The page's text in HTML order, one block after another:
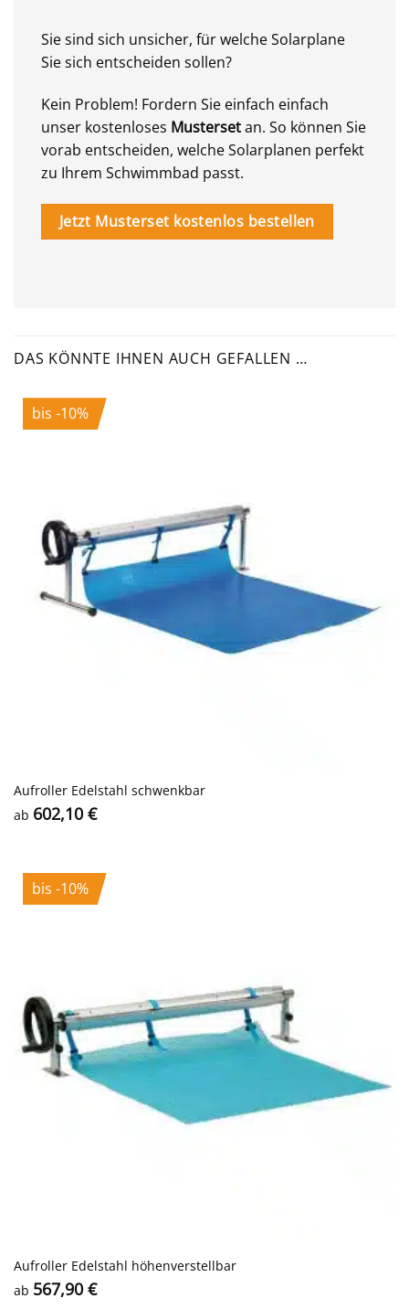
Sie sind sich unsicher, für welche Solarplane
Sie sich entscheiden sollen?
Kein Problem! Fordern Sie einfach einfach
unser kostenloses Mustersetan. So können Sie
vorab entscheiden, welche Solarplanen perfekt
zu Ihrem Schwimmbad passt.
Jetzt Musterset kostenlos bestellen
DAS KÖNNTE IHNEN AUCH GEFALLEN …
bis -10%
Aufroller Edelstahl schwenkbar
ab 602,10 €
bis -10%
Aufroller Edelstahl höhenverstellbar
ab 567,90 €